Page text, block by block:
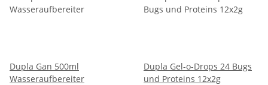
Dupla Gan 500ml
Wasseraufbereiter
Dupla Gel-o-Drops 24 Bugs
und Proteins 12x2g